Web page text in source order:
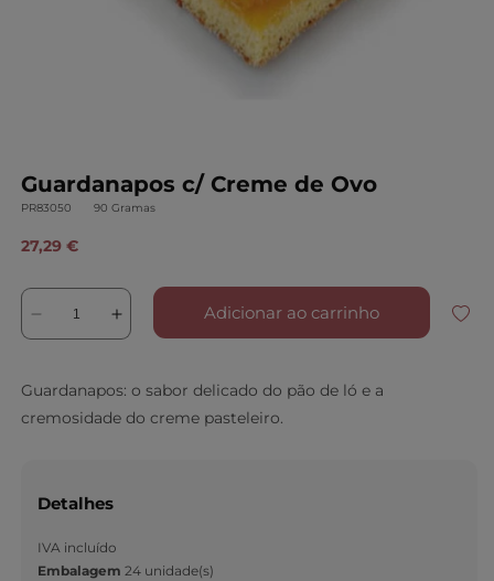
Guardanapos c/ Creme de Ovo
SKU:
PR83050 90 Gramas
Preço normal
27,29 €
Diminuir a quantidade de Guardanapos c/ Creme de Ovo
Aumentar a quantidade de Guardanapos c/ Creme de Ovo
Adicionar ao carrinho
Guardanapos: o sabor delicado do pão de ló e a
cremosidade do creme pasteleiro.
Detalhes
IVA incluído
Embalagem 24 unidade(s)